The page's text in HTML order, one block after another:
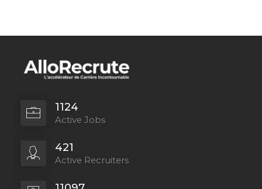
1124
Active Jobs
421
Active Recruiters